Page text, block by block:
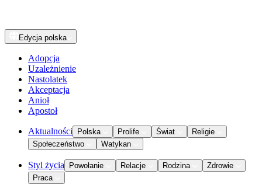
Edycja polska
Adopcja
Uzależnienie
Nastolatek
Akceptacja
Anioł
Apostoł
Aktualności Polska Prolife Świat
Religie
Społeczeństwo
Watykan
Styl życia Powołanie Relacje Rodzina
Zdrowie
Praca